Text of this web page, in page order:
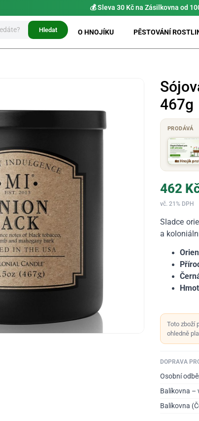
💰 Sleva 30 Kč na Zásilkovna od
Hledat O HNOJÍKU PĚSTOVÁNÍ
467g
PRODÁVÁ
🏡 Hnojík
462
vč. 21% DPH
Sladce
a
Toto zboží
ohledně
DOPRAVA
Osobní
Balíkovna –
Balíkovna